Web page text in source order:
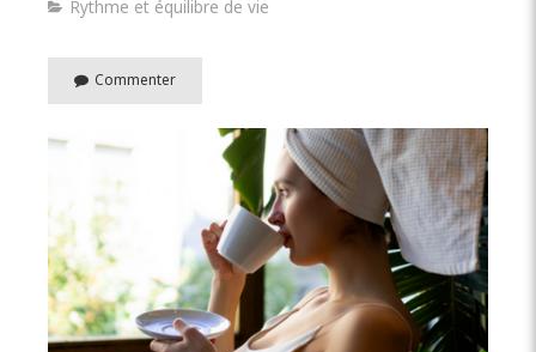
Rythme et équilibre de vie
Commenter